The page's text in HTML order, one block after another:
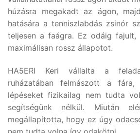
húzásra megakadt az ágon,
hatására a tenniszlabdás zsinór
teljesen a faágra. Ez odáig
maximálisan rossz állapotot.
HA5ERI Keri vállalta a
ruházatában felmászott a
lépéseket fizikailag nem tudta
segítségünk nélkül. Miután
megállapította, hogy ez úgy